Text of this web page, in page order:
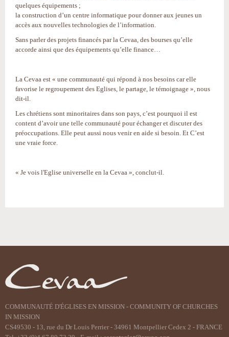
quelques équipements ;
la construction d’un centre informatique pour donner aux jeunes un
accès aux nouvelles technologies de l’information.
Sans parler des projets financés par la Cevaa, des bourses qu’elle
accorde ainsi que des équipements qu’elle finance…
La Cevaa est « une communauté qui répond à nos besoins car elle
favorise le regroupement des Eglises, le partage, le témoignage », nous
dit-il.
Les chrétiens sont minoritaires dans son pays, c’est pourquoi il est
content d’avoir une telle communauté pour échanger et discuter des
préoccupations. Elle peut aussi nous venir en aide si besoin. Et C’est
une vraie force.
« Je vois l'Eglise universelle en la Cevaa », conclut-il.
document
COMMUNAUTÉ D'ÉGLISES EN MISSION - COMMUNITY OF CHURCHES
IN MISSION
CS49530 - 13, rue du Dr Louis Perrier - 34961 Montpellier Cedex 2 - FRANCE